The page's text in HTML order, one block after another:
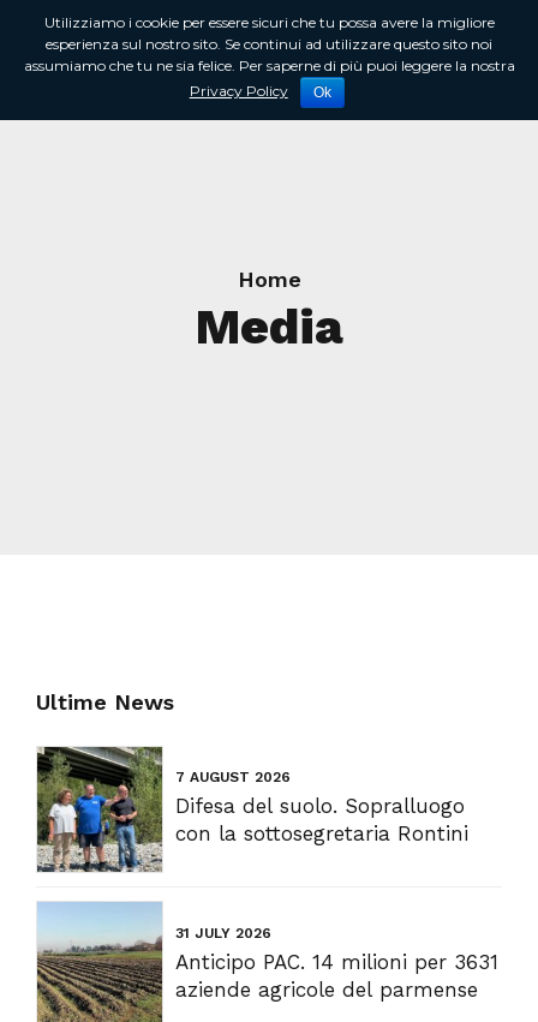
Home
Media
Ultime News
7 AUGUST 2026
Difesa del suolo. Sopralluogo
con la sottosegretaria Rontini
31 JULY 2026
Anticipo PAC. 14 milioni per 3631
aziende agricole del parmense
Utilizziamo i cookie per essere sicuri che tu possa avere la migliore
esperienza sul nostro sito. Se continui ad utilizzare questo sito noi
assumiamo che tu ne sia felice. Per saperne di più puoi leggere la nostra
Privacy Policy
Ok